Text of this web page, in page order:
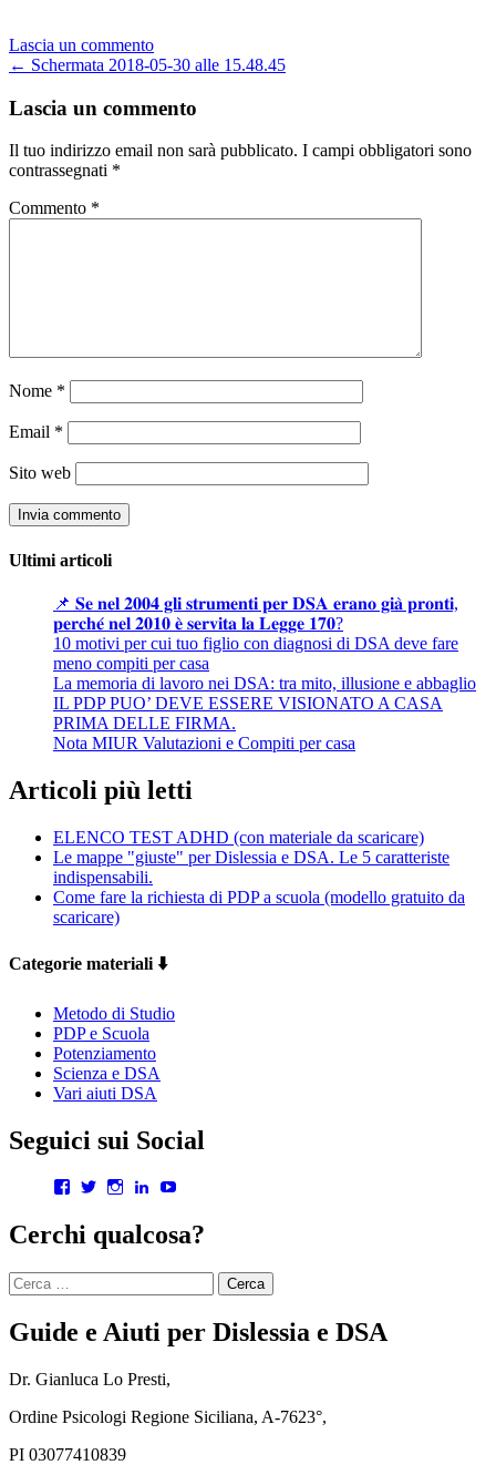
Lascia un commento
Navigazione
articoli
← Schermata 2018-05-30 alle 15.48.45
Lascia un commento
Il tuo indirizzo email non sarà pubblicato. I campi obbligatori sono
contrassegnati *
Commento *
Nome *
Email *
Sito web
Ultimi articoli
📌 𝐒𝐞 𝐧𝐞𝐥 𝟐𝟎𝟎𝟒 𝐠𝐥𝐢 𝐬𝐭𝐫𝐮𝐦𝐞𝐧𝐭𝐢 𝐩𝐞𝐫 𝐃𝐒𝐀 𝐞𝐫𝐚𝐧𝐨 𝐠𝐢𝐚̀ 𝐩𝐫𝐨𝐧𝐭𝐢,
𝐩𝐞𝐫𝐜𝐡𝐞́ 𝐧𝐞𝐥 𝟐𝟎𝟏𝟎 𝐞̀ 𝐬𝐞𝐫𝐯𝐢𝐭𝐚 𝐥𝐚 𝐋𝐞𝐠𝐠𝐞 𝟏𝟕𝟎?
10 motivi per cui tuo figlio con diagnosi di DSA deve fare
meno compiti per casa
La memoria di lavoro nei DSA: tra mito, illusione e abbaglio
IL PDP PUO’ DEVE ESSERE VISIONATO A CASA
PRIMA DELLE FIRMA.
Nota MIUR Valutazioni e Compiti per casa
Articoli più letti
ELENCO TEST ADHD (con materiale da scaricare)
Le mappe "giuste" per Dislessia e DSA. Le 5 caratteriste
indispensabili.
Come fare la richiesta di PDP a scuola (modello gratuito da
scaricare)
Categorie materiali ⬇️
Metodo di Studio
PDP e Scuola
Potenziamento
Scienza e DSA
Vari aiuti DSA
Seguici sui Social
Visualizza
profilo
di
su
Facebook
Visualizza
profilo
di
su
Twitter
Visualizza
profilo
di
su
Instagram
Visualizza
di
su
LinkedIn
di
su
YouTube
Cerchi qualcosa?
Ricerca
per:
Guide e Aiuti per Dislessia e DSA
Dr. Gianluca Lo Presti,
Ordine Psicologi Regione Siciliana, A-7623°,
PI 03077410839